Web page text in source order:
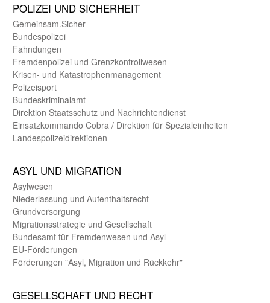
POLIZEI UND SICHER­HEIT
Gemein­sam.Sicher
Bundes­polizei
Fahndungen
Fremdenpolizei und Grenzkontrollwesen
Krisen- und Katastrophen­management
Polizeisport
Bundes­kriminal­amt
Direktion Staats­schutz und Nach­richten­dienst
Einsatz­kommando Cobra / Direktion für Spezialeinheiten
Landes­polizei­direk­tionen
ASYL UND MIGRA­TION
Asyl­wesen
Nieder­lassung und Aufent­halts­recht
Grund­versorgung
Migrations­strategie und Gesell­schaft
Bundes­amt für Fremden­wesen und Asyl
EU-Förde­rungen
Förderungen "Asyl, Migration und Rückkehr"
GE­SELL­SCHAFT UND RECHT